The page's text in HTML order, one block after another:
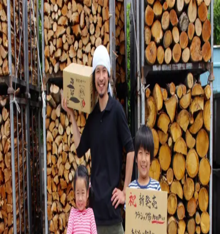
金七商店
お客様に、
きちんとお届けするために。
ただいま、オンラインショップを整えております。
販売再開のお知らせは、公式LINEでお届けします。
公式LINEに登録する
ご注文などのお問い合わせ
ご注文や商品については、下記よりご連絡ください。
公式サイトhttp://kaneshichi.co.jp/ 電話0993-72-1894メー
ルinfo@kaneshichi.co.jp